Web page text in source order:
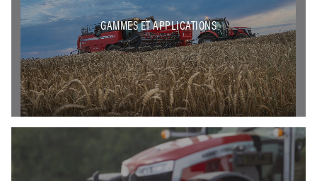
GAMMES ET APPLICATIONS